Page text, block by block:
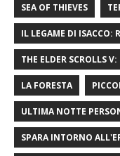
SEA OF ​​THIEVES
IL LEGAME DI ISACCO:
THE ELDER SCROLLS
LA FORESTA
ULTIMA NOTTE
SPARA INTORNO